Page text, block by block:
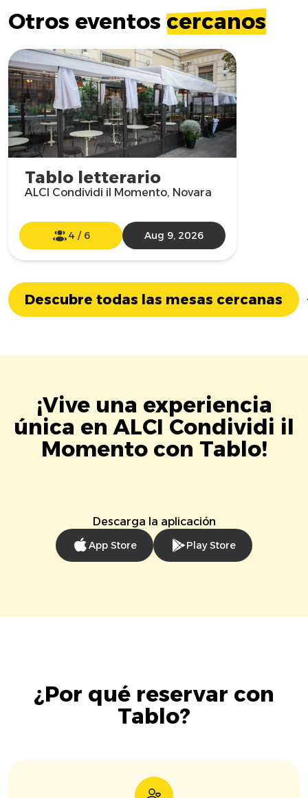
Otros eventos cercanos
Tablo letterario
ALCI Condividi il Momento, Novara
4 / 6 Aug 9, 2026
Descubre todas las mesas cercanas
¡Vive una experiencia
única en ALCI Condividi il
Momento con Tablo!
Descarga la aplicación
App Store Play Store
¿Por qué reservar con
Tablo?